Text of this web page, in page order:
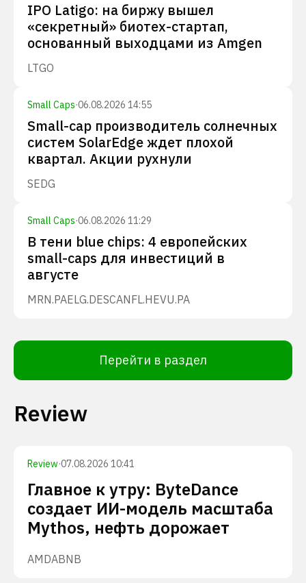
IPO Latigo: на биржу вышел
«секретный» биотех-стартап,
основанный выходцами из Amgen
LTGO
Small Caps·06.08.2026 14:55
Small-cap производитель солнечных
систем SolarEdge ждет плохой
квартал. Акции рухнули
SEDG
Small Caps·06.08.2026 11:29
В тени blue chips: 4 европейских
small-caps для инвестиций в
августе
MRN.PAELG.DESCANFL.HEVU.PA
Перейти в раздел
Review
Review·07.08.2026 10:41
Главное к утру: ByteDance
создает ИИ-модель масштаба
Mythos, нефть дорожает
AMDABNB